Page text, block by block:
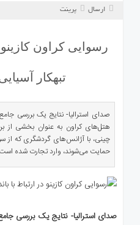
ارسال پرینت
رسوایی کراون کازینو
تبهکار
صدای استرالیا- نتایج یک بررسی
هتل‌های کراون به عنوان بخشی از
چینی، با آژانس‌های گردشگری که از
حمایت می‌شوند، وارد تجارت شده
صدای استرالیا- نتایج یک بررسی